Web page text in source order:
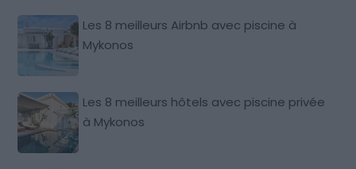
Les 8 meilleurs Airbnb avec piscine à
Mykonos
Les 8 meilleurs hôtels avec piscine privée
à Mykonos